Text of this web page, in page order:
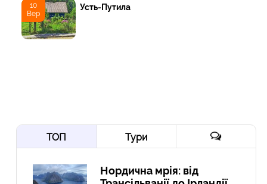
10
Вер
Усть-Путила
ТОП Тури
Нордична мрія: від